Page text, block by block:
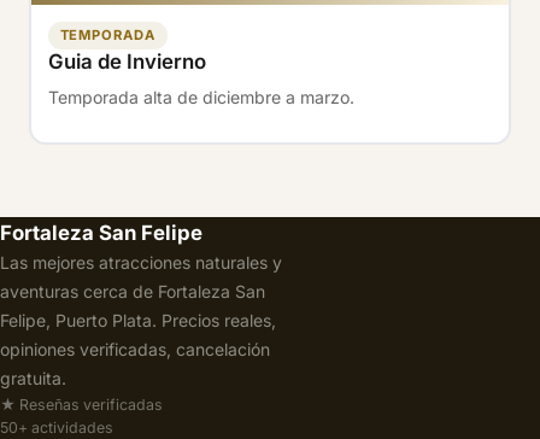
TEMPORADA
Guia de Invierno
Temporada alta de diciembre a marzo.
Fortaleza San Felipe
Las mejores atracciones naturales y
aventuras cerca de Fortaleza San
Felipe, Puerto Plata. Precios reales,
opiniones verificadas, cancelación
gratuita.
★ Reseñas verificadas
50+ actividades